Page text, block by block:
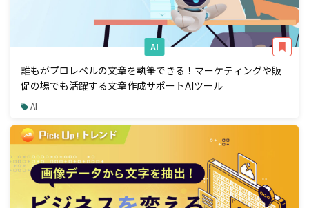
AI
誰もがプロレベルの文章を執筆できる！マーケティングや販
促の場でも活躍する文章作成サポートAIツール
AI